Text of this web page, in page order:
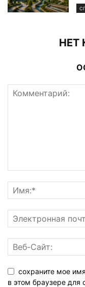
НЕТ
сохраните мое
в этом браузере